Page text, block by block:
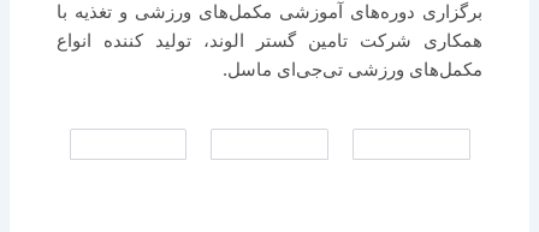
برگزاری دوره‌های آموزشی مکمل‌های ورزشی و تغذیه با
همکاری شرکت تامین گستر الوند، تولید کننده انواع
مکمل‌های ورزشی تی‌جی‌ای ماسل.